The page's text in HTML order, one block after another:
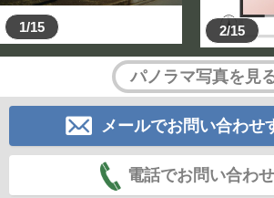
1/15 2/15
パノラマ写真を見
メールでお問い合わせ
電話でお問い合わ